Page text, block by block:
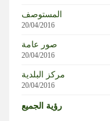
في زوطر الشرقية
لن تسفر عن شيء
المستوصف
20/04/2016
صور عامة
20/04/2016
مركز البلدية
20/04/2016
رؤية الجميع